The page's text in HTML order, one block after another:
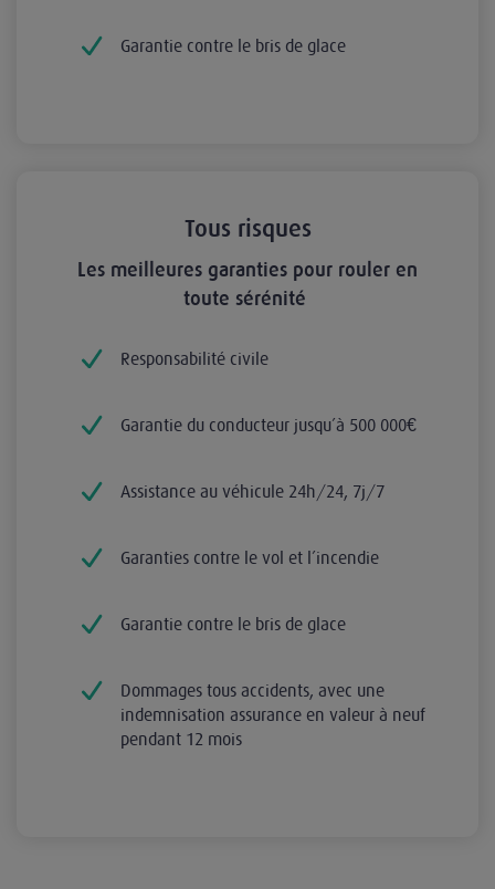
Garantie contre le bris de glace
Tous risques
Les meilleures garanties pour rouler en
toute sérénité
Responsabilité civile
Garantie du conducteur jusqu’à 500 000€
Assistance au véhicule 24h/24, 7j/7
Garanties contre le vol et l’incendie
Garantie contre le bris de glace
Dommages tous accidents, avec une
indemnisation assurance en valeur à neuf
pendant 12 mois